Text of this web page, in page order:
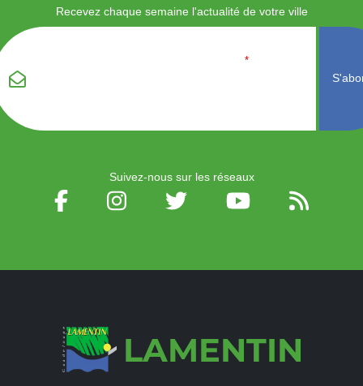
LAMENTIN
Recevez chaque semaine l'actualité de votre ville
*
Suivez-nous sur les réseaux